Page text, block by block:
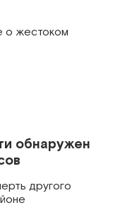
о жестоком
обнаружен
другого